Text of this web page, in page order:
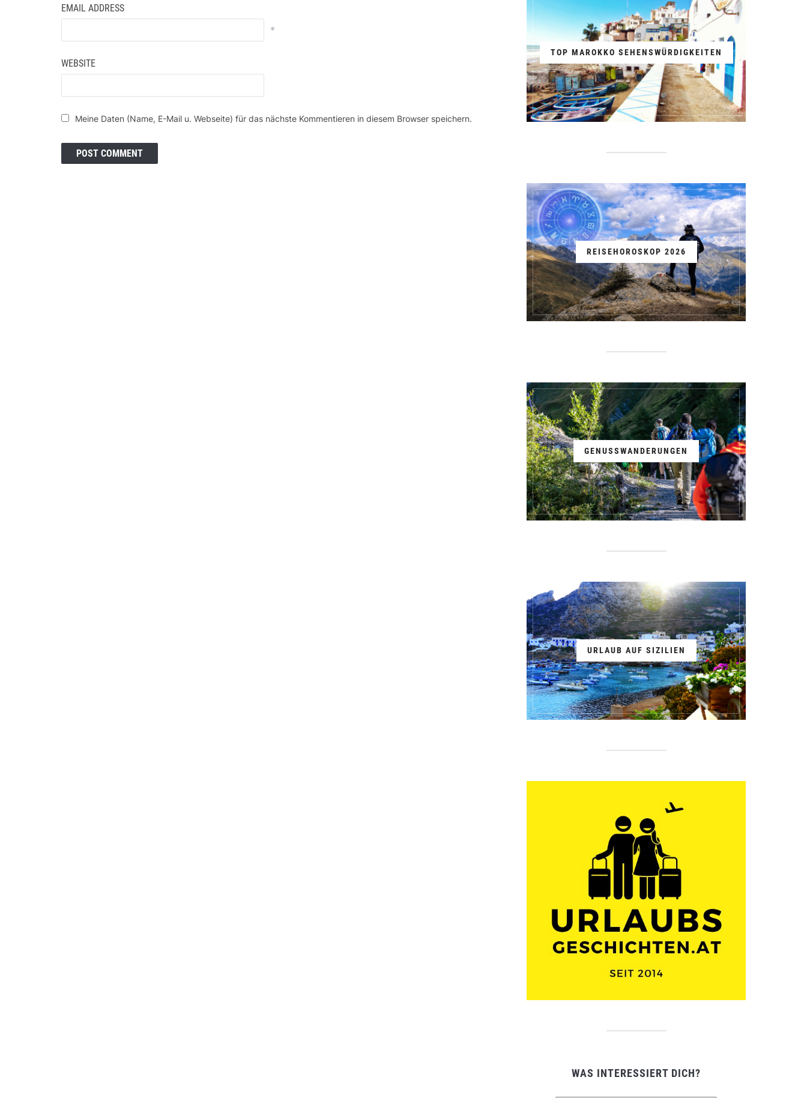
EMAIL ADDRESS
*
WEBSITE
Meine Daten (Name, E-Mail u. Webseite) für das nächste Kommentieren in diesem Browser speichern.
TOP MAROKKO SEHENSWÜRDIGKEITEN
REISEHOROSKOP 2026
GENUSSWANDERUNGEN
URLAUB AUF SIZILIEN
WAS INTERESSIERT DICH?